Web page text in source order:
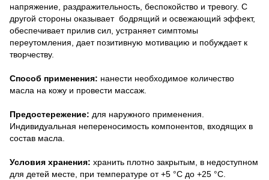
напряжение, раздражительность, беспокойство и тревогу. С
другой стороны оказывает бодрящий и освежающий эффект,
обеспечивает прилив сил, устраняет симптомы
переутомления, дает позитивную мотивацию и побуждает к
творчеству.
Способ применения: нанести необходимое количество
масла на кожу и провести массаж.
Предостережение: для наружного применения.
Индивидуальная непереносимость компонентов, входящих в
состав масла.
Условия хранения: хранить плотно закрытым, в недоступном
для детей месте, при температуре от +5 °C до +25 °C.